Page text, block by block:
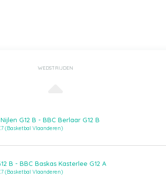
WEDSTRIJDEN
G12 B - BBC Berlaar G12 B
(Basketbal Vlaanderen)
B - BBC Baskas Kasterlee G12 A
(Basketbal Vlaanderen)